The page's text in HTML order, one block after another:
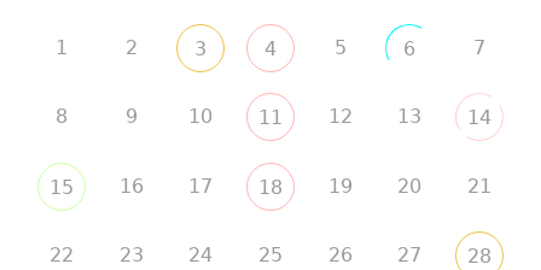
1 2 3 4 5 6 7
8 9 10 11 12 13 14
15 16 17 18 19 20 21
22 23 24 25 26 27 28